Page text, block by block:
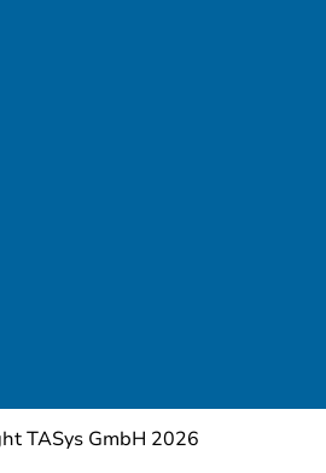
TASys GmbH 2026